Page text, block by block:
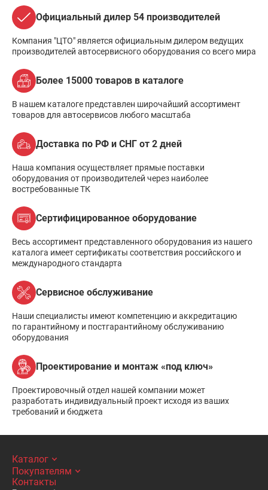
Официальный дилер 54 производителей
Компания "ЦТО" является официальным дилером ведущих
производителей автосервисного оборудования со всего мира
Более 15000 товаров в каталоге
В нашем каталоге представлен широчайший ассортимент
товаров для автосервисов любого масштаба
Доставка по РФ и СНГ от 2 дней
Наша компания осуществляет прямые поставки
оборудования от производителей через наиболее
востребованные ТК
Сертифицированное оборудование
Весь ассортимент представленного оборудования из нашего
каталога имеет сертификаты соответствия российского и
международного стандарта
Сервисное обслуживание
Наши специалисты имеют компетенцию и аккредитацию
по гарантийному и постгарантийному обслуживанию
оборудования
Проектирование и монтаж «под ключ»
Проектировочный отдел нашей компании может
разработать индивидуальный проект исходя из ваших
требований и бюджета
Каталог
Покупателям
Контакты